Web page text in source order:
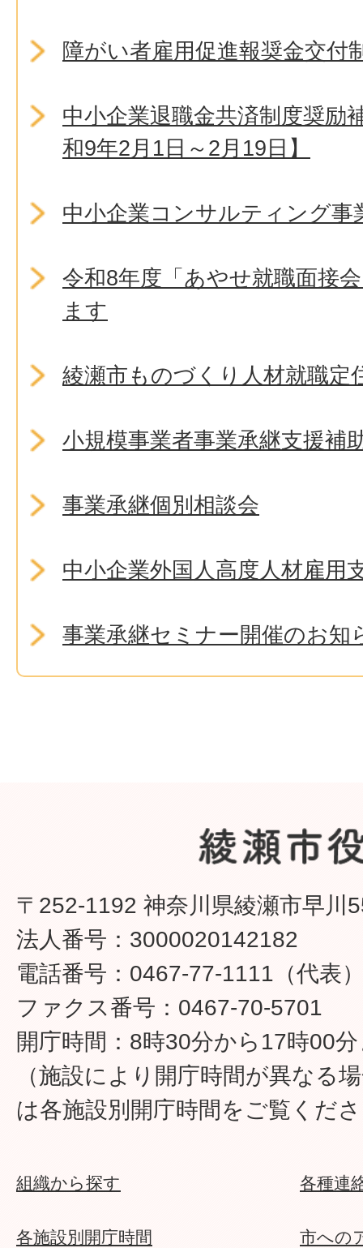
障がい者雇用促進報奨金交付
中小企業退職金共済制度奨励
和9年2月1日～2月19日】
中小企業コンサルティング事
令和8年度「あやせ就職面接
ます
綾瀬市ものづくり人材就職定
小規模事業者事業承継支援補
事業承継個別相談会
中小企業外国人高度人材雇用
事業承継セミナー開催のお知
〒252-1192 神奈川県綾瀬市早川
法人番号：3000020142182
電話番号：0467-77-1111（代表
ファクス番号：0467-70-5701
開庁時間：8時30分から17時00
（施設により開庁時間が異なる
は各施設別開庁時間をご覧くだ
組織から探す 各種連
各施設別開庁時間 市への